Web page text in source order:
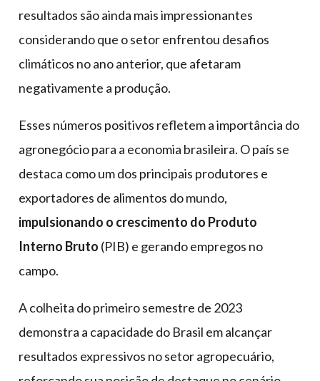
resultados são ainda mais impressionantes
considerando que o setor enfrentou desafios
climáticos no ano anterior, que afetaram
negativamente a produção.
Esses números positivos refletem a importância do
agronegócio para a economia brasileira. O país se
destaca como um dos principais produtores e
exportadores de alimentos do mundo,
impulsionando o crescimento do Produto
Interno Bruto (PIB) e gerando empregos no
campo.
A colheita do primeiro semestre de 2023
demonstra a capacidade do Brasil em alcançar
resultados expressivos no setor agropecuário,